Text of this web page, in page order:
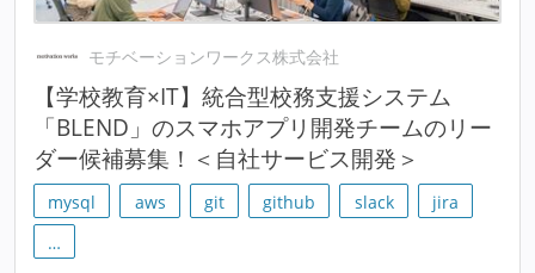
モチベーションワークス株式会社
【学校教育×IT】統合型校務支援システム
「BLEND」のスマホアプリ開発チームのリー
ダー候補募集！＜自社サービス開発＞
mysql aws git github slack
jira
…